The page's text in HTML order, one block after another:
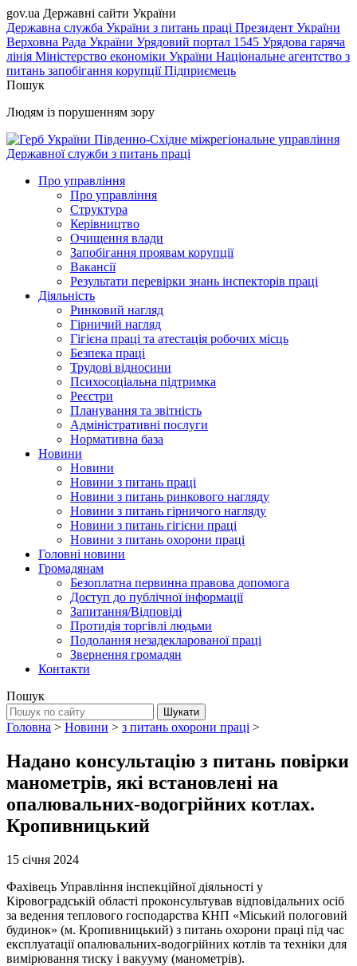
gov.ua Державні сайти України
Державна служба України з питань праці Президент України
Верховна Рада України Урядовий портал 1545 Урядова гаряча
лінія Міністерство економіки України Національне агентство з
питань запобігання корупціїПідприємець
Пошук
Людям із порушенням зору
Південно-Східне міжрегіональне управління
Державної служби з питань праці
Про управління
Про управління
Структура
Керівництво
Очищення влади
Запобігання проявам корупції
Вакансії
Результати перевірки знань інспекторів праці
Діяльність
Ринковий нагляд
Гірничий нагляд
Гігієна праці та атестація робочих місць
Безпека праці
Трудові відносини
Психосоціальна підтримка
Реєстри
Планування та звітність
Адміністративні послуги
Нормативна база
Новини
Новини
Новини з питань праці
Новини з питань ринкового нагляду
Новини з питань гірничого нагляду
Новини з питань гігієни праці
Новини з питань охорони праці
Головні новини
Громадянам
Безоплатна первинна правова допомога
Доступ до публічної інформації
Запитання/Відповіді
Протидія торгівлі людьми
Подолання незадекларованої праці
Звернення громадян
Контакти
Пошук
Головна > Новини > з питань охорони праці >
Надано консультацію з питань повірки
манометрів, які встановлені на
опалювальних-водогрійних котлах.
Кропивницький
15 січня 2024
Фахівець Управління інспекційної діяльності у
Кіровоградській області проконсультував відповідальних осіб
за ведення теплового господарства КНП «Міський пологовий
будинок» (м. Кропивницький) з питань охорони праці під час
експлуатації опалювальних-водогрійних котлів та техніки для
вимірювання тиску і вакууму (манометрів).